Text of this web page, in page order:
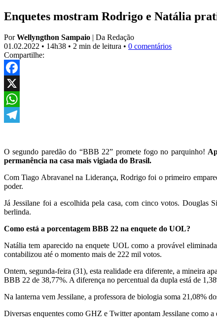
Enquetes mostram Rodrigo e Natália
PorWellyngthon Sampaio | Da Redação
01.02.2022 • 14h38 • 2 min de leitura • 0 comentários
Compartilhe:
Facebook
X
WhatsApp
O segundo paredão do “BBB 22” promete fogo no parquinho!
permanência na casa mais vigiada do Brasil.
Com Tiago Abravanel na Liderança, Rodrigo foi o primeiro
poder.
Já Jessilane foi a escolhida pela casa, com cinco votos.
berlinda.
Como está a porcentagem BBB 22 na enquete do UOL?
Natália tem aparecido na enquete UOL como a provável
contabilizou até o momento mais de 222 mil votos.
Ontem, segunda-feira (31), esta realidade era diferente, a mineira
BBB 22 de 38,77%. A diferença no percentual da dupla está de
Na lanterna vem Jessilane, a professora de biologia soma 21,08%
Diversas enquentes como GHZ e Twitter apontam Jessilane como a